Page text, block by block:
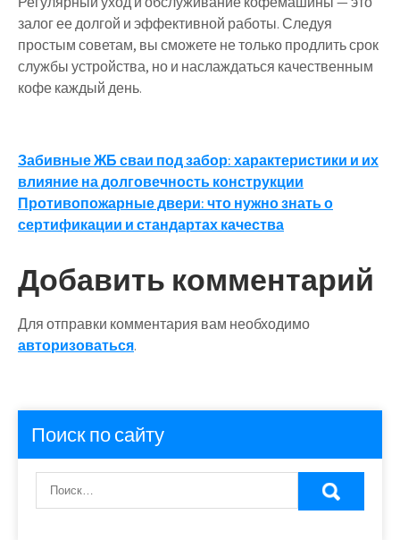
залог ее долгой и эффективной работы. Следуя
простым советам, вы сможете не только продлить срок
службы устройства, но и наслаждаться качественным
кофе каждый день.
Навигация
по
записям
Забивные ЖБ сваи под забор: характеристики и их
влияние на долговечность конструкции
Противопожарные двери: что нужно знать о
сертификации и стандартах качества
Добавить комментарий
Для отправки комментария вам необходимо
авторизоваться.
Поиск по сайту